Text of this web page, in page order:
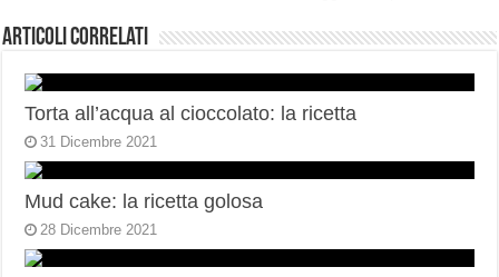
Articoli correlati
Torta all’acqua al cioccolato: la ricetta
31 Dicembre 2021
Mud cake: la ricetta golosa
28 Dicembre 2021